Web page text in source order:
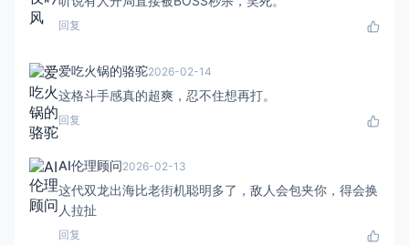
回复
爱吃火锅的骆驼2026-02-14
这格斗手感真的超爽，忍不住想再打。
回复
AI伦理顾问2026-02-13
这代双龙出海比老街机聪明多了，敌人会包夹你，得会换
人拉扯
回复